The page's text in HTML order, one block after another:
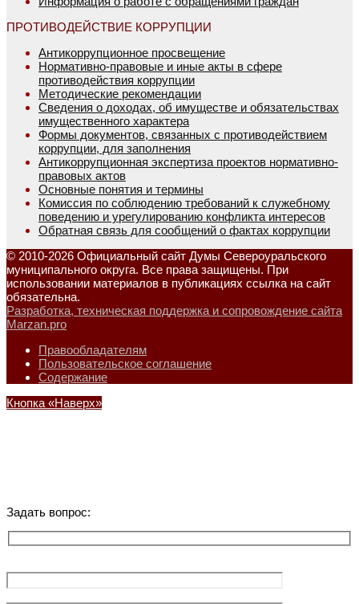
ПРОТИВОДЕЙСТВИЕ КОРРУПЦИИ
Антикоррупционное просвещение
Нормативно-правовые и иные акты в сфере
противодействия коррупции
Методические рекомендации
Сведения о доходах, об имуществе и обязательствах
имущественного характера
Формы документов, связанных с противодействием
коррупции, для заполнения
Антикоррупционная экспертиза проектов нормативно-
правовых актов
Основные понятия и термины
Комиссия по соблюдению требований к служебному
поведению и урегулированию конфликта интересов
Обратная связь для сообщений о фактах коррупции
© 2010-2026 Официальный сайт Думы Североуральского
муниципального округа. Все права защищены. При
использовании материалов в публикациях ссылка на сайт
обязательна.
Разработка, техническая поддержка и сопровождение сайта
Marzan.pro
Правообладателям
Пользовательское соглашение
Содержание
Кнопка «Наверх»
Задать вопрос: